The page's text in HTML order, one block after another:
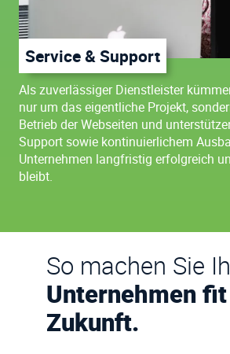
Service & Support
Als zuverlässiger Dienstleister
nur um das eigentliche Projekt,
Betrieb der Webseiten und
Support sowie kontinuierlichem
Unternehmen langfristig erfolgreich
bleibt.
So machen Sie
Unternehmen
Zukunft.